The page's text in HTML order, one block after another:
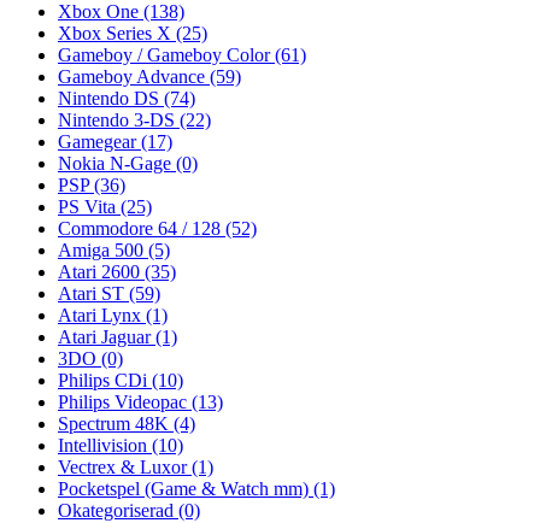
Xbox One (138)
Xbox Series X (25)
Gameboy / Gameboy Color(61)
Gameboy Advance (59)
Nintendo DS (74)
Nintendo 3-DS (22)
Gamegear(17)
Nokia N-Gage (0)
PSP(36)
PS Vita (25)
Commodore 64 / 128 (52)
Amiga 500 (5)
Atari 2600 (35)
Atari ST (59)
Atari Lynx (1)
Atari Jaguar(1)
3DO (0)
Philips CDi (10)
Philips Videopac (13)
Spectrum 48K (4)
Intellivision (10)
Vectrex & Luxor(1)
Pocketspel (Game & Watch mm) (1)
Okategoriserad (0)